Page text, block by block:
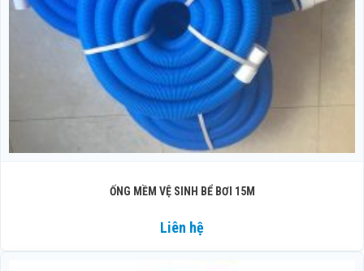
ỐNG MỀM VỆ SINH BỂ BƠI 15M
Liên hệ